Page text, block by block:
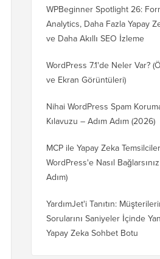
WPBeginner Spotlight 26:
Analytics, Daha Fazla Yapay
ve Daha Akıllı SEO İzleme
WordPress 7.1'de Neler Var?
ve Ekran Görüntüleri)
Nihai WordPress Spam
Kılavuzu – Adım Adım (2026)
MCP ile Yapay Zeka
WordPress'e Nasıl
Adım)
YardımJet'i Tanıtın:
Sorularını Saniyeler İçinde
Yapay Zeka Sohbet Botu